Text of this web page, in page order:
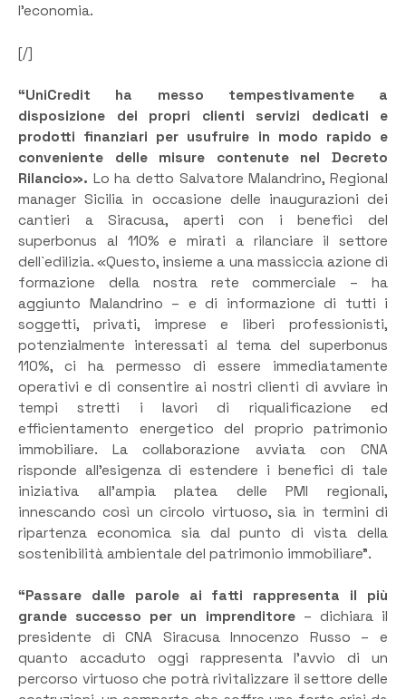
l’economia.
[/]
“UniCredit ha messo tempestivamente a
disposizione dei propri clienti servizi dedicati e
prodotti finanziari per usufruire in modo rapido e
conveniente delle misure contenute nel Decreto
Rilancio». Lo ha detto Salvatore Malandrino, Regional
manager Sicilia in occasione delle inaugurazioni dei
cantieri a Siracusa, aperti con i benefici del
superbonus al 110% e mirati a rilanciare il settore
dell`edilizia. «Questo, insieme a una massiccia azione di
formazione della nostra rete commerciale – ha
aggiunto Malandrino – e di informazione di tutti i
soggetti, privati, imprese e liberi professionisti,
potenzialmente interessati al tema del superbonus
110%, ci ha permesso di essere immediatamente
operativi e di consentire ai nostri clienti di avviare in
tempi stretti i lavori di riqualificazione ed
efficientamento energetico del proprio patrimonio
immobiliare. La collaborazione avviata con CNA
risponde all’esigenza di estendere i benefici di tale
iniziativa all’ampia platea delle PMI regionali,
innescando così un circolo virtuoso, sia in termini di
ripartenza economica sia dal punto di vista della
sostenibilità ambientale del patrimonio immobiliare”.
“Passare dalle parole ai fatti rappresenta il più
grande successo per un imprenditore– dichiara il
presidente di CNA Siracusa Innocenzo Russo – e
quanto accaduto oggi rappresenta l’avvio di un
percorso virtuoso che potrà rivitalizzare il settore delle